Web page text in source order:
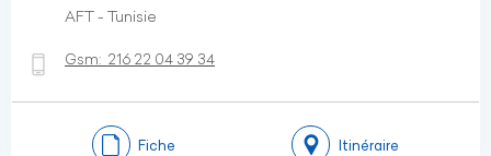
AFT - Tunisie
Gsm: 216 22 04 39 34
Fiche Itinéraire